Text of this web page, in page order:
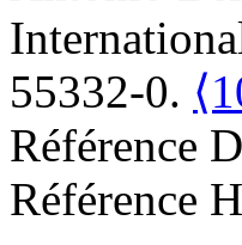
55332-0.
Référence
Référence